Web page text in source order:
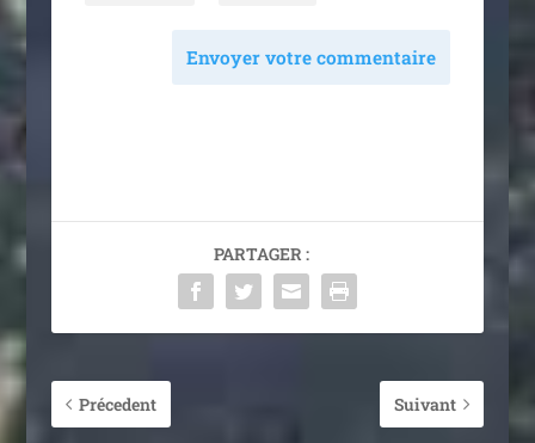
Envoyer votre commentaire
PARTAGER :
Précedent Suivant